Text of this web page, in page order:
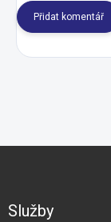
Přidat komentář
Služby